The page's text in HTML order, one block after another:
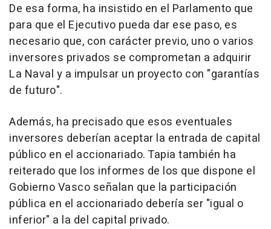
De esa forma, ha insistido en el Parlamento que
para que el Ejecutivo pueda dar ese paso, es
necesario que, con carácter previo, uno o varios
inversores privados se comprometan a adquirir
La Naval y a impulsar un proyecto con "garantías
de futuro".
Además, ha precisado que esos eventuales
inversores deberían aceptar la entrada de capital
público en el accionariado. Tapia también ha
reiterado que los informes de los que dispone el
Gobierno Vasco señalan que la participación
pública en el accionariado debería ser "igual o
inferior" a la del capital privado.